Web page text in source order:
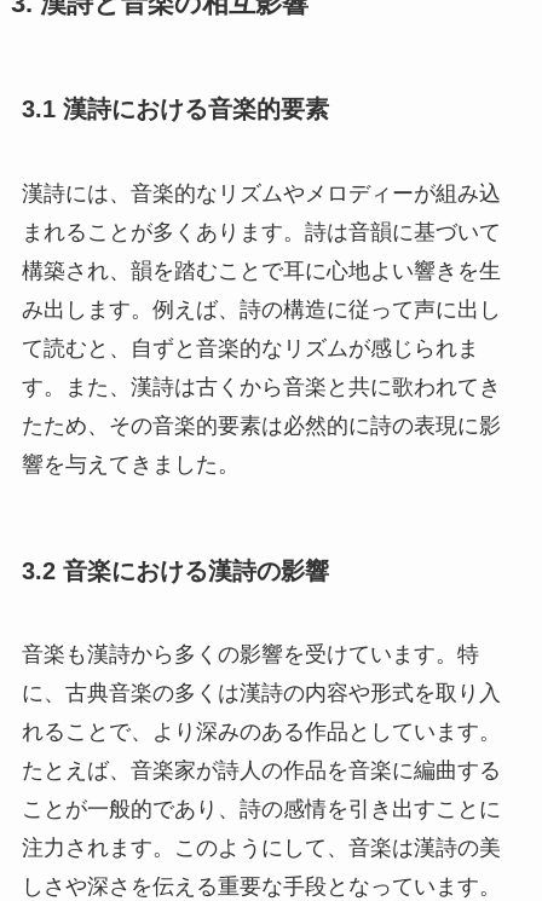
3.1 漢詩における音楽的要素
漢詩には、音楽的なリズムやメロディーが組み込
まれることが多くあります。詩は音韻に基づいて
構築され、韻を踏むことで耳に心地よい響きを生
み出します。例えば、詩の構造に従って声に出し
て読むと、自ずと音楽的なリズムが感じられま
す。また、漢詩は古くから音楽と共に歌われてき
たため、その音楽的要素は必然的に詩の表現に影
響を与えてきました。
3.2 音楽における漢詩の影響
音楽も漢詩から多くの影響を受けています。特
に、古典音楽の多くは漢詩の内容や形式を取り入
れることで、より深みのある作品としています。
たとえば、音楽家が詩人の作品を音楽に編曲する
ことが一般的であり、詩の感情を引き出すことに
注力されます。このようにして、音楽は漢詩の美
しさや深さを伝える重要な手段となっています。